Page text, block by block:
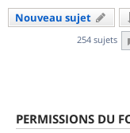
Nouveau sujet
254 sujets
PERMISSIONS DU